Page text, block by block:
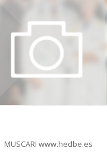
MUSCARI www.hedbe.es